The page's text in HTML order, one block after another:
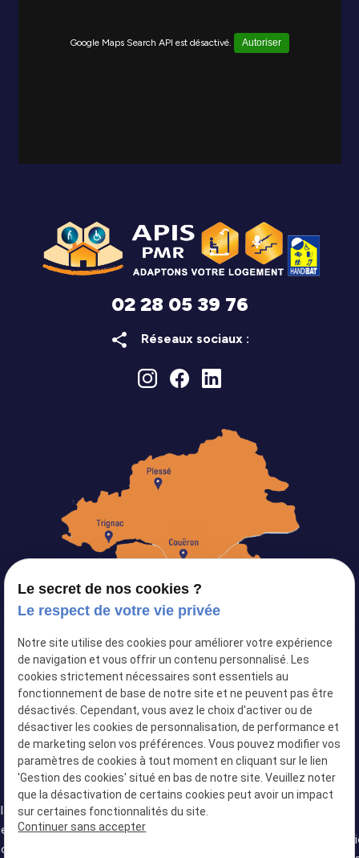
Google Maps Search API est désactivé. Autoriser
02 28 05 39 76
share Réseaux sociaux :
Siret : 82103434500024
Plan du site
Mentions légales
Politique de confidentialité
Gestion des cookies
à
Installation
Installation de
Installation
Le secret de nos cookies ?
Le respect de votre vie privée
Notre site utilise des cookies pour améliorer votre expérience
de navigation et vous offrir un contenu personnalisé. Les
cookies strictement nécessaires sont essentiels au
fonctionnement de base de notre site et ne peuvent pas être
désactivés. Cependant, vous avez le choix d'activer ou de
désactiver les cookies de personnalisation, de performance et
de marketing selon vos préférences. Vous pouvez modifier vos
paramètres de cookies à tout moment en cliquant sur le lien
'Gestion des cookies' situé en bas de notre site. Veuillez noter
que la désactivation de certains cookies peut avoir un impact
sur certaines fonctionnalités du site.
Continuer sans accepter